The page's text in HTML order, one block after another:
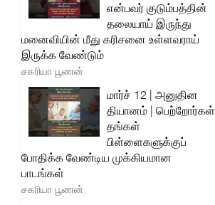
என்பவர் குடும்பத்தின்
தலையாய் இருந்து
மனைவியின் மீது கரிசனை உள்ளவராய்
இருக்க வேண்டும்
சகரியா பூணன்
மார்ச் 12 | அனுதின
தியானம் | பெற்றோர்கள்
தங்கள்
பிள்ளைகளுக்குப்
போதிக்க வேண்டிய முக்கியமான
பாடங்கள்
சகரியா பூணன்